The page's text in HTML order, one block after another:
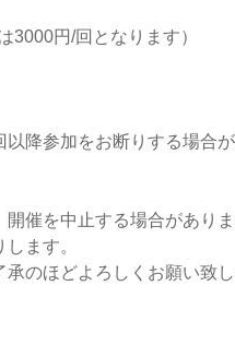
円/回となります）
降参加をお断りする場合
催を中止する場合がありま
ます。
のほどよろしくお願い致し